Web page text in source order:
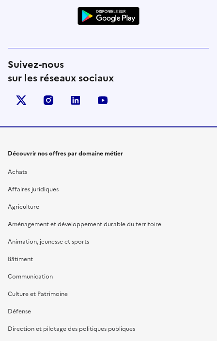
Suivez-nous
sur les réseaux sociaux
X (anciennement Twitter)
instagramlinkedin
Découvrir nos offres par domaine métier
Achats
Affaires juridiques
Agriculture
Aménagement et développement durable du territoire
Animation, jeunesse et sports
Bâtiment
Communication
Culture et Patrimoine
Défense
Direction et pilotage des politiques publiques